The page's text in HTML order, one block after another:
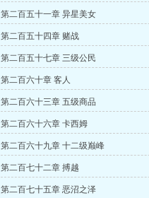
第二百五十一章 异星美女
第二百五十四章 赌战
第二百五十七章 三级公民
第二百六十章 客人
第二百六十三章 五级商品
第二百六十六章 卡西姆
第二百六十九章 十二级巅峰
第二百七十二章 搏越
第二百七十五章 恶沼之泽